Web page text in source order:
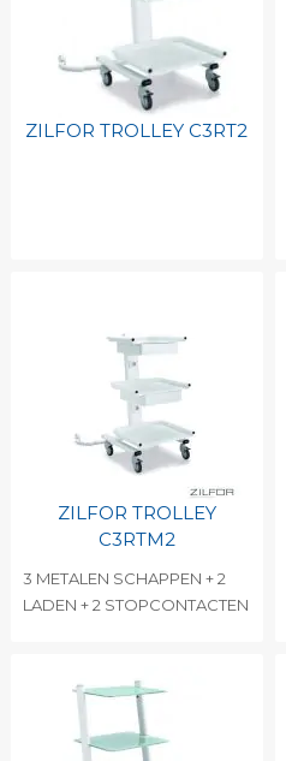
ZILFOR TROLLEY C3RT2
ZILFOR TROLLEY
C3RTM2
3 METALEN SCHAPPEN + 2
LADEN + 2 STOPCONTACTEN